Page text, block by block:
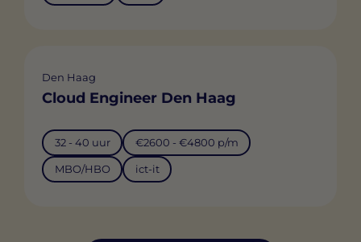
Den Haag
Cloud Engineer Den Haag
32 - 40 uur €2600 - €4800 p/m
MBO/HBO ict-it